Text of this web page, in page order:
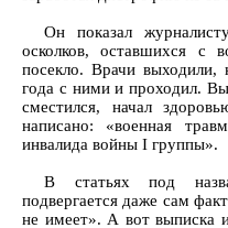
Он показал
осколков, оставшихся
посекло. Врачи выходили,
года с ними и проходил.
сместился, начал
написано: «военная
инвалида войны I группы».
В статьях под
подвергается даже сам
не имеет». А вот выписка